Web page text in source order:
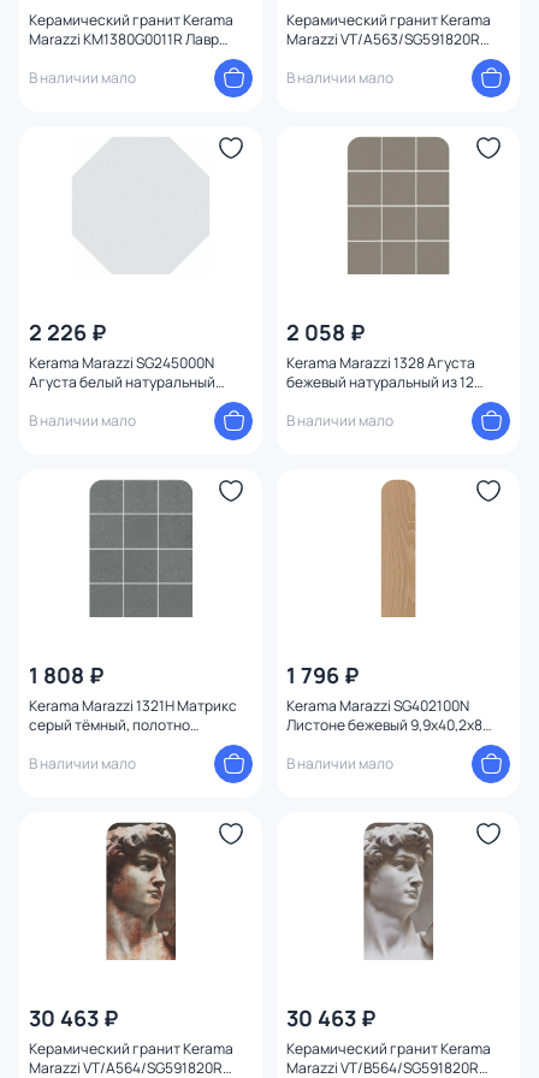
Керамический гранит Kerama
Marazzi KM1380G0011R Лавр
13x80x0,9
В наличии мало
Керамический гранит Kerama
Marazzi VT/A563/SG591820R
Ковер Венера матовый обрезной
119,5х238,5х0,9
В наличии мало
2 226 ₽
Kerama Marazzi SG245000N
Агуста белый натуральный
В наличии мало
2 058 ₽
Kerama Marazzi 1328 Агуста
бежевый натуральный из 12
В наличии мало
1 808 ₽
Kerama Marazzi 1321H Матрикс
серый тёмный, полотно
29,8х39,8 из 12 частей 9,8х9,8
9,8x9,8x7
В наличии мало
1 796 ₽
Kerama Marazzi SG402100N
Листоне бежевый 9,9x40,2x8
В наличии мало
30 463 ₽
Керамический гранит Kerama
Marazzi VT/A564/SG591820R
30 463 ₽
Керамический гранит Kerama
Marazzi VT/B564/SG591820R